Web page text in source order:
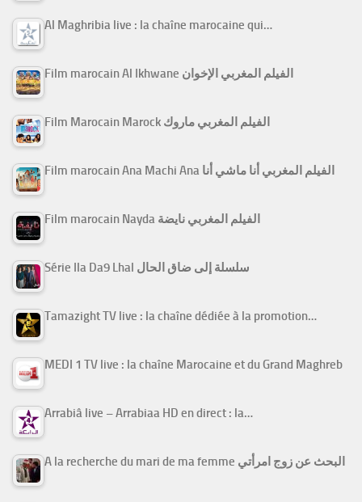
Al Maghribia live : la chaîne marocaine qui…
Film marocain Al Ikhwane الفيلم المغربي الإخوان
Film Marocain Marock الفيلم المغربي ماروك
Film marocain Ana Machi Ana الفيلم المغربي أنا ماشي أنا
Film marocain Nayda الفيلم المغربي نايضة
Série Ila Da9 Lhal سلسلة إلى ضاق الحال
Tamazight TV live : la chaîne dédiée à la promotion…
MEDI 1 TV live : la chaîne Marocaine et du Grand Maghreb
Arrabiâ live – Arrabiaa HD en direct : la…
A la recherche du mari de ma femme البحث عن زوج امرأتي